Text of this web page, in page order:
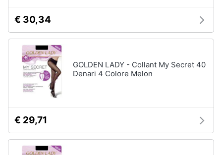
Orologi
Apple
Watch
Smartwatch
Orologi
donna
Vedi
€ 30,34
GOLDEN LADY - Collant My Secret 40
Denari 4 Colore Melon
€ 29,71